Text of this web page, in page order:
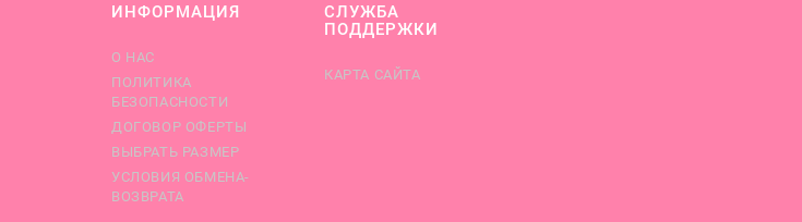
ИНФОРМАЦИЯ
О НАС
ПОЛИТИКА
БЕЗОПАСНОСТИ
ДОГОВОР ОФЕРТЫ
ВЫБРАТЬ РАЗМЕР
УСЛОВИЯ ОБМЕНА-
ВОЗВРАТА
СЛУЖБА
ПОДДЕРЖКИ
КАРТА САЙТА